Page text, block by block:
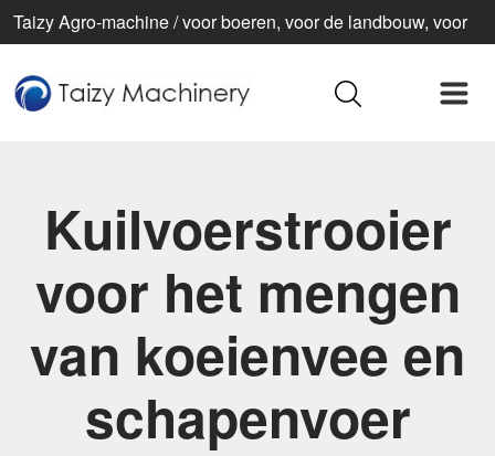
Taizy Agro-machine / voor boeren, voor de landbouw, voor
Kuilvoerstrooier
voor het mengen
van koeienvee en
schapenvoer